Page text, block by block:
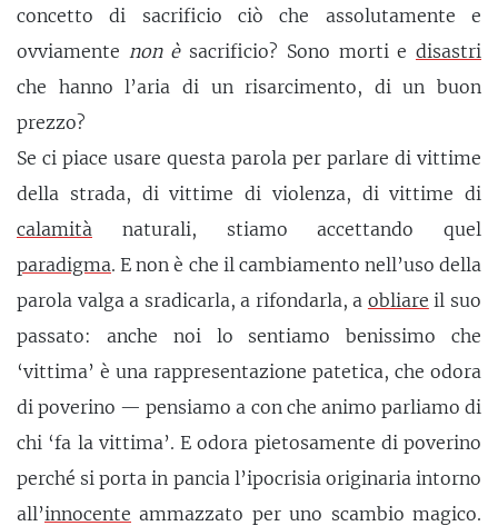
concetto di sacrificio ciò che assolutamente e
ovviamente non èsacrificio? Sono morti edisastri
che hanno l’aria di un risarcimento, di un buon
prezzo?
Se ci piace usare questa parola per parlare di vittime
della strada, di vittime di violenza, di vittime di
calamità naturali, stiamo accettando quel
paradigma. E non è che il cambiamento nell’uso della
parola valga a sradicarla, a rifondarla, a obliare il suo
passato: anche noi lo sentiamo benissimo che
‘vittima’ è una rappresentazione patetica, che odora
di poverino — pensiamo a con che animo parliamo di
chi ‘fa la vittima’. E odora pietosamente di poverino
perché si porta in pancia l’ipocrisia originaria intorno
all’innocente ammazzato per uno scambio magico.